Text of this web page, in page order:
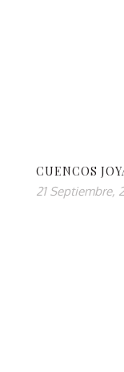
CUENCOS
21 Septiembre,